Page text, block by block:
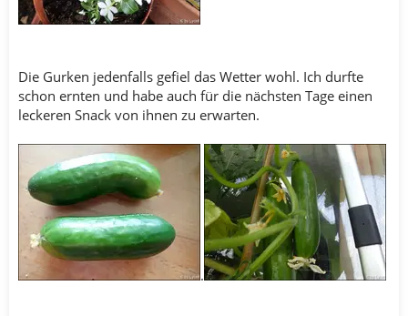
Die Gurken jedenfalls gefiel das Wetter wohl. Ich durfte
schon ernten und habe auch für die nächsten Tage einen
leckeren Snack von ihnen zu erwarten.
.